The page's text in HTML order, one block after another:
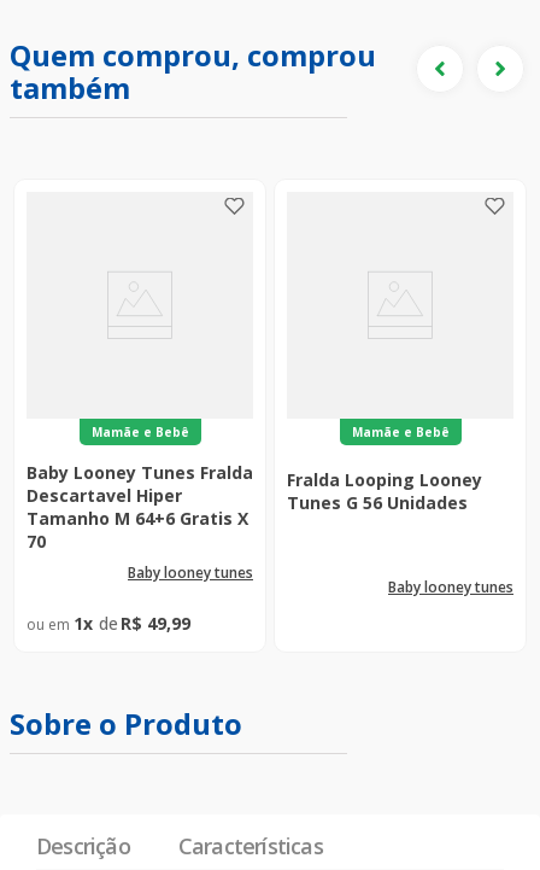
Quem comprou, comprou
também
Mamãe e Bebê
Baby Looney Tunes Fralda
Descartavel Hiper
Tamanho M 64+6 Gratis X
70
baby looney tunes
1 R$ 49,99
Mamãe e Bebê
Fralda Looping Looney
Tunes G 56 Unidades
baby looney tunes
Sobre o Produto
Descrição Características